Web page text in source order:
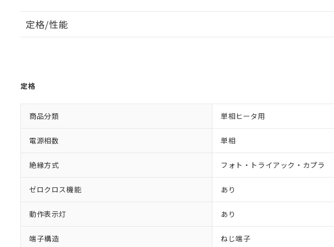
定格/性能
定格
商品分類 単相ヒータ用
電源相数 単相
絶縁方式 フォト・トライアック・カプラ
ゼロクロス機能 あり
動作表示灯 あり
端子構造 ねじ端子